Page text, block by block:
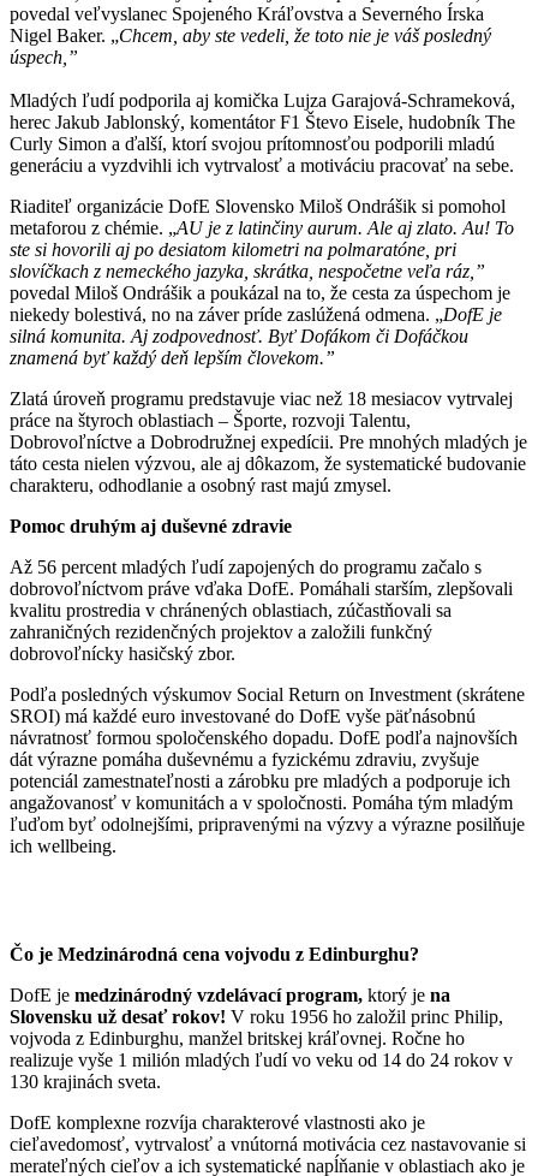
povedal veľvyslanec Spojeného Kráľovstva a Severného Írska
Nigel Baker. „Chcem, aby ste vedeli, že toto nie je váš posledný
úspech,”
Mladých ľudí podporila aj komička Lujza Garajová-Schrameková,
herec Jakub Jablonský, komentátor F1 Števo Eisele, hudobník The
Curly Simon a ďalší, ktorí svojou prítomnosťou podporili mladú
generáciu a vyzdvihli ich vytrvalosť a motiváciu pracovať na sebe.
Riaditeľ organizácie DofE Slovensko Miloš Ondrášik si pomohol
metaforou z chémie. „AU je z latinčiny aurum. Ale aj zlato. Au! To
ste si hovorili aj po desiatom kilometri na polmaratóne, pri
slovíčkach z nemeckého jazyka, skrátka, nespočetne veľa ráz,”
povedal Miloš Ondrášik a poukázal na to, že cesta za úspechom je
niekedy bolestivá, no na záver príde zaslúžená odmena. „DofE je
silná komunita. Aj zodpovednosť. Byť Dofákom či Dofáčkou
znamená byť každý deň lepším človekom.”
Zlatá úroveň programu predstavuje viac než 18 mesiacov vytrvalej
práce na štyroch oblastiach – Športe, rozvoji Talentu,
Dobrovoľníctve a Dobrodružnej expedícii. Pre mnohých mladých je
táto cesta nielen výzvou, ale aj dôkazom, že systematické budovanie
charakteru, odhodlanie a osobný rast majú zmysel.
Pomoc druhým aj duševné zdravie
Až 56 percent mladých ľudí zapojených do programu začalo s
dobrovoľníctvom práve vďaka DofE. Pomáhali starším, zlepšovali
kvalitu prostredia v chránených oblastiach, zúčastňovali sa
zahraničných rezidenčných projektov a založili funkčný
dobrovoľnícky hasičský zbor.
Podľa posledných výskumov Social Return on Investment (skrátene
SROI) má každé euro investované do DofE vyše päťnásobnú
návratnosť formou spoločenského dopadu. DofE podľa najnovších
dát výrazne pomáha duševnému a fyzickému zdraviu, zvyšuje
potenciál zamestnateľnosti a zárobku pre mladých a podporuje ich
angažovanosť v komunitách a v spoločnosti. Pomáha tým mladým
ľuďom byť odolnejšími, pripravenými na výzvy a výrazne posilňuje
ich wellbeing.
Čo je Medzinárodná cena vojvodu z Edinburghu?
DofE je medzinárodný vzdelávací program, ktorý je na
Slovensku už desať rokov! V roku 1956 ho založil princ Philip,
vojvoda z Edinburghu, manžel britskej kráľovnej. Ročne ho
realizuje vyše 1 milión mladých ľudí vo veku od 14 do 24 rokov v
130 krajinách sveta.
DofE komplexne rozvíja charakterové vlastnosti ako je
cieľavedomosť, vytrvalosť a vnútorná motivácia cez nastavovanie si
merateľných cieľov a ich systematické napĺňanie v oblastiach ako je